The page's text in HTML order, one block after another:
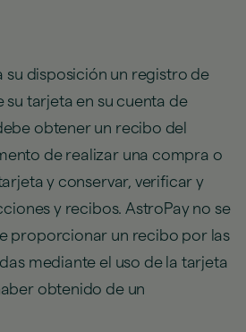
su disposición un registro de
su tarjeta en su cuenta de
obtener un recibo del
de realizar una compra o
y conservar, verificar y
y recibos. AstroPay no se
proporcionar un recibo por las
mediante el uso de la tarjeta
obtenido de un